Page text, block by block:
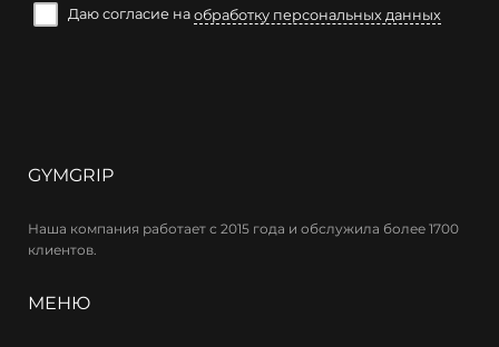
Даю согласие на обработку персональных данных
GYMGRIP
Наша компания работает с 2015 года и обслужила более 1700
клиентов.
МЕНЮ